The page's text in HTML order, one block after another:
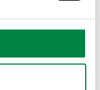
råttan i
svans. Svansen